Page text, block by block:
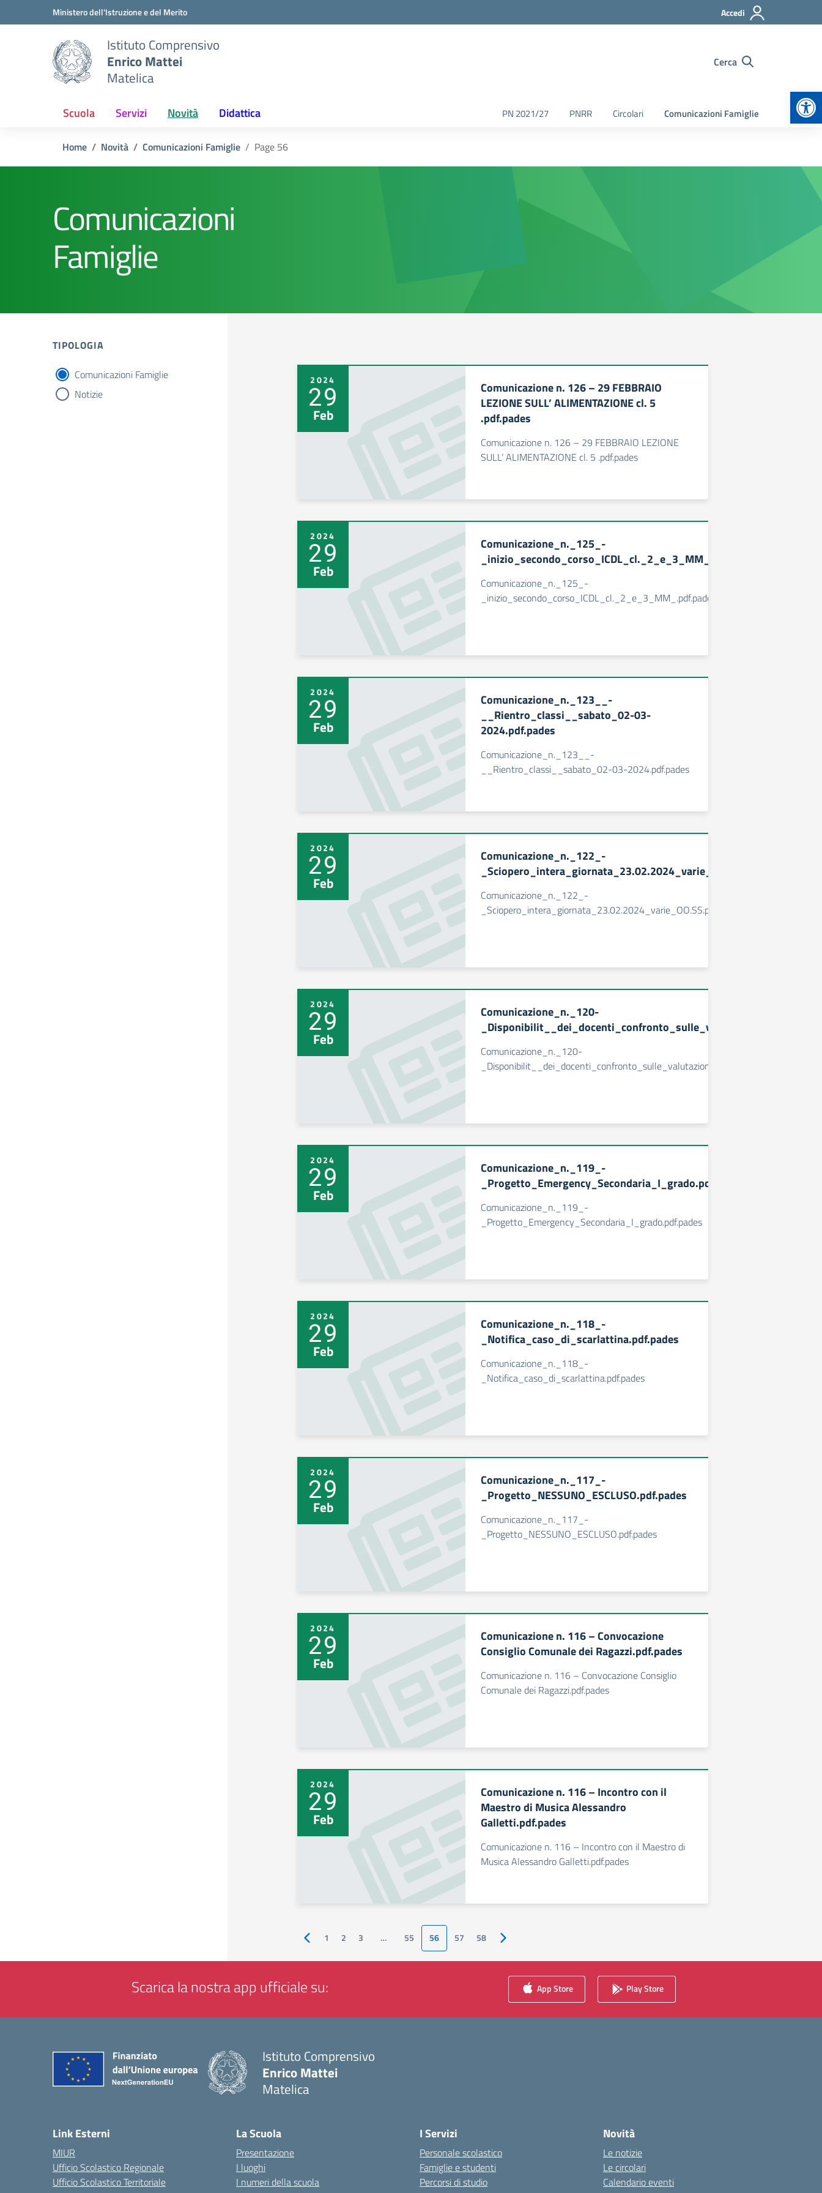
Vai ai contenuti
Vai al menu di navigazioneMinistero dell'Istruzione e del Merito Accedi
Istituto Comprensivo
Enrico Mattei
Matelica
Cerca
Scuola Servizi Novità Didattica PN 2021/27 PNRR Circolari Comunicazioni Famiglie
Home Novità Comunicazioni Famiglie Page 56
Comunicazioni
Famiglie
TIPOLOGIA
tipologia di articoli
Comunicazioni Famiglie
Notizie
2024
29
Feb
Comunicazione n. 126 – 29 FEBBRAIO
LEZIONE SULL’ ALIMENTAZIONE cl. 5
.pdf.pades
Comunicazione n. 126 – 29 FEBBRAIO LEZIONE
SULL’ ALIMENTAZIONE cl. 5 .pdf.pades
2024
29
Feb
Comunicazione_n._125_-
_inizio_secondo_corso_ICDL_cl._2_e_3_MM_.pdf.pades
Comunicazione_n._125_-
_inizio_secondo_corso_ICDL_cl._2_e_3_MM_.pdf.pades
2024
29
Feb
Comunicazione_n._123__-
__Rientro_classi__sabato_02-03-
2024.pdf.pades
Comunicazione_n._123__-
__Rientro_classi__sabato_02-03-2024.pdf.pades
2024
29
Feb
Comunicazione_n._122_-
_Sciopero_intera_giornata_23.02.2024_varie_OO.SS.pdf.pades
Comunicazione_n._122_-
_Sciopero_intera_giornata_23.02.2024_varie_OO.SS.pdf.pades
2024
29
Feb
Comunicazione_n._120-
_Disponibilit__dei_docenti_confronto_sulle_valutazioni.pdf.pades
Comunicazione_n._120-
_Disponibilit__dei_docenti_confronto_sulle_valutazioni.pdf.pades
2024
29
Feb
Comunicazione_n._119_-
_Progetto_Emergency_Secondaria_I_grado.pdf.pades
Comunicazione_n._119_-
_Progetto_Emergency_Secondaria_I_grado.pdf.pades
2024
29
Feb
Comunicazione_n._118_-
_Notifica_caso_di_scarlattina.pdf.pades
Comunicazione_n._118_-
_Notifica_caso_di_scarlattina.pdf.pades
2024
29
Feb
Comunicazione_n._117_-
_Progetto_NESSUNO_ESCLUSO.pdf.pades
Comunicazione_n._117_-
_Progetto_NESSUNO_ESCLUSO.pdf.pades
2024
29
Feb
Comunicazione n. 116 – Convocazione
Consiglio Comunale dei Ragazzi.pdf.pades
Comunicazione n. 116 – Convocazione Consiglio
Comunale dei Ragazzi.pdf.pades
2024
29
Feb
Comunicazione n. 116 – Incontro con il
Maestro di Musica Alessandro
Galletti.pdf.pades
Comunicazione n. 116 – Incontro con il Maestro di
Musica Alessandro Galletti.pdf.pades
Pagina precedente
1 2 3 … 55 56 57 58 Pagina successiva
Scarica la nostra app ufficiale su: App Store Play Store
Istituto Comprensivo
Enrico Mattei
Matelica
Link Esterni
MIUR
Ufficio Scolastico Regionale
Ufficio Scolastico Territoriale
La Scuola
Presentazione
I luoghi
I numeri della scuola
I Servizi
Personale scolastico
Famiglie e studenti
Percorsi di studio
Novità
Le notizie
Le circolari
Calendario eventi